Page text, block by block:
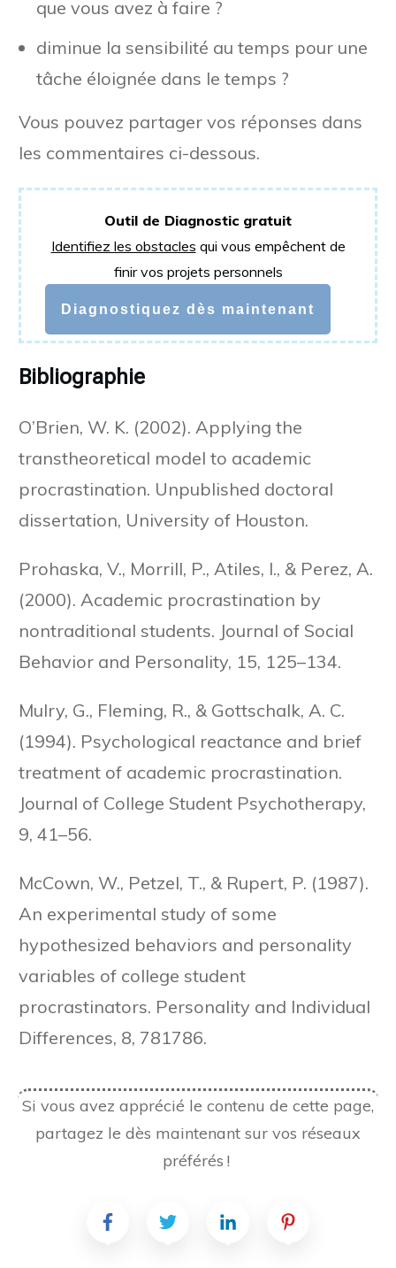
que vous avez à faire ?
diminue la sensibilité au temps pour une
tâche éloignée dans le temps ?
Vous pouvez partager vos réponses dans
les commentaires ci-dessous.
Outil de Diagnostic gratuit
Identifiez les obstacles qui vous empêchent de
finir vos projets personnels
Diagnostiquez dès maintenant
Bibliographie
O’Brien, W. K. (2002). Applying the
transtheoretical model to academic
procrastination. Unpublished doctoral
dissertation, University of Houston.
Prohaska, V., Morrill, P., Atiles, I., & Perez, A.
(2000). Academic procrastination by
nontraditional students. Journal of Social
Behavior and Personality, 15, 125–134.
Mulry, G., Fleming, R., & Gottschalk, A. C.
(1994). Psychological reactance and brief
treatment of academic procrastination.
Journal of College Student Psychotherapy,
9, 41–56.
McCown, W., Petzel, T., & Rupert, P. (1987).
An experimental study of some
hypothesized behaviors and personality
variables of college student
procrastinators. Personality and Individual
Differences, 8, 781786.
Si vous avez apprécié le contenu de cette page,
partagez le dès maintenant sur vos réseaux
préférés !